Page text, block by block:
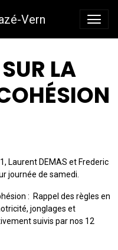
LA
Laurent DEMAS et Frederic
journée de samedi.
: Rappel des règles en
jonglages et
suivis par nos 12